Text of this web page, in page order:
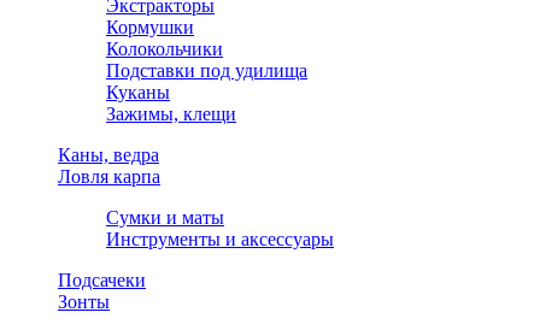
Экстракторы
Кормушки
Колокольчики
Подставки под удилища
Куканы
Зажимы, клещи
Каны, ведра
Ловля карпа
Сумки и маты
Инструменты и аксессуары
Подсачеки
Зонты